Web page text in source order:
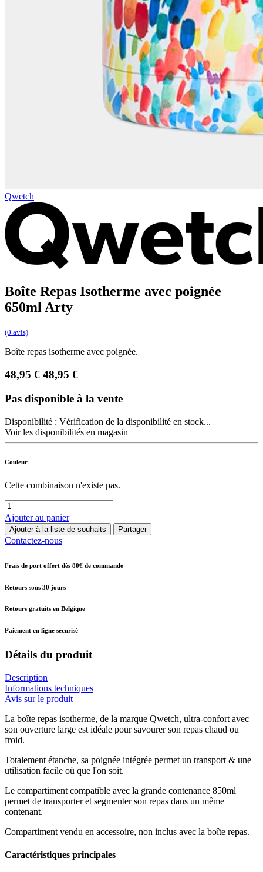
Qwetch
Boîte Repas Isotherme avec poignée
650ml Arty
(0 avis)
Boîte repas isotherme avec poignée.
48,95 € 48,95€
Pas disponible à la vente
Disponibilité : Vérification de la disponibilité en stock...
Voir les disponibilités en magasin
Couleur
Cette combinaison n'existe pas.
Ajouter au panier
Ajouter à la liste de souhaits Partager
Contactez-nous
Frais de port offert dès 80€ de commande
Retours sous 30 jours
Retours gratuits en Belgique
Paiement en ligne sécurisé
Détails du produit
Description
Informations techniques
Avis sur le produit
La boîte repas isotherme, de la marque Qwetch, ultra-confort avec
son ouverture large est idéale pour savourer son repas chaud ou
froid.
Totalement étanche, sa poignée intégrée permet un transport & une
utilisation facile où que l'on soit.
Le compartiment compatible avec la grande contenance 850ml
permet de transporter et segmenter son repas dans un même
contenant.
Compartiment vendu en accessoire, non inclus avec la boîte repas.
Caractéristiques principales